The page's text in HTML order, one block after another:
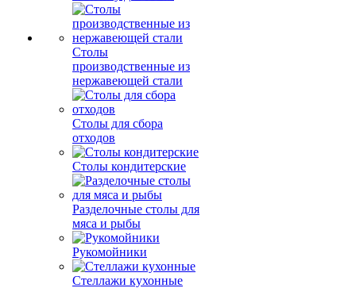
Столы
производственные из
нержавеющей стали
Столы для сбора
отходов
Столы кондитерские
Разделочные столы для
мяса и рыбы
Рукомойники
Стеллажи кухонные